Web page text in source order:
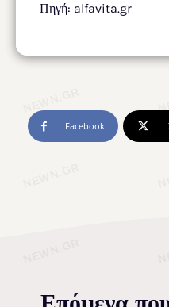
Πηγή: alfavita.gr
Facebook